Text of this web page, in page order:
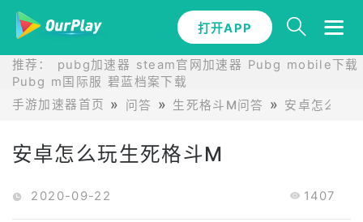
打开APP
推荐： pubg加速器 steam官网加速器 Pubg mobile下载
Pubg m国际服 碧蓝档案下载
手游加速器首页
问答 生死格斗M问答 安卓怎么玩
安卓怎么玩生死格斗M
2020-09-22 1407